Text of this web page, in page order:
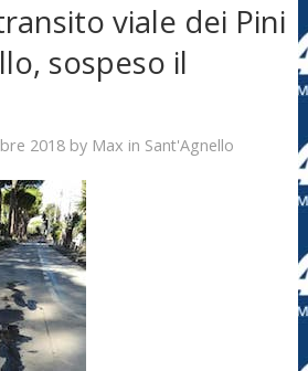
viale dei Pini
sospeso il
2018by Max in Sant'Agnello